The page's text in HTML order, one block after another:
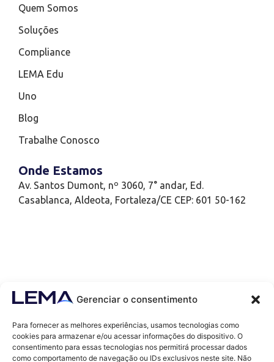
Gerenciar o consentimento
Para fornecer as melhores experiências, usamos tecnologias como
cookies para armazenar e/ou acessar informações do dispositivo. O
consentimento para essas tecnologias nos permitirá processar dados
como comportamento de navegação ou IDs exclusivos neste site. Não
Quem Somos
Soluções
Compliance
LEMA Edu
Uno
Blog
Trabalhe Conosco
Onde Estamos
Av. Santos Dumont, nº 3060, 7° andar, Ed.
Casablanca, Aldeota, Fortaleza/CE CEP: 601 50-162